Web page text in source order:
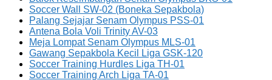
Soccer Wall SW-02 (Boneka Sepakbola)
Palang Sejajar Senam Olympus PSS-01
Antena Bola Voli Trinity AV-03
Meja Lompat Senam Olympus MLS-01
Gawang Sepakbola Kecil Liga GSK-120
Soccer Training Hurdles Liga TH-01
Soccer Training Arch Liga TA-01